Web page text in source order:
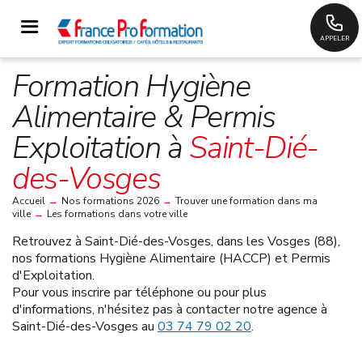
APPELER
Formation Hygiène
Alimentaire & Permis
Exploitation àSaint-Dié-
des-Vosges
Accueil → Nos formations 2026 → Trouver une formation dans ma
ville → Les formations dans votre ville
Retrouvez à Saint-Dié-des-Vosges, dans les Vosges (88),
nos formations Hygiène Alimentaire (HACCP) et Permis
d'Exploitation.
Pour vous inscrire par téléphone ou pour plus
d'informations, n'hésitez pas à contacter notre agence à
Saint-Dié-des-Vosges au 03 74 79 02 20.